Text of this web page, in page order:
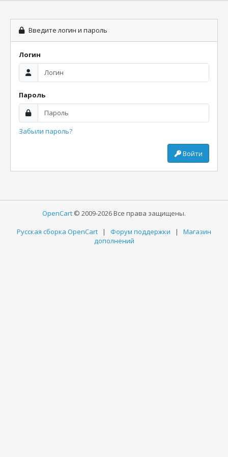
Введите логин и пароль
Логин
Пароль
Забыли пароль?
Войти
OpenCart © 2009-2026 Все права защищены.
Русская сборка OpenCart | Форум поддержки | Магазин
дополнений